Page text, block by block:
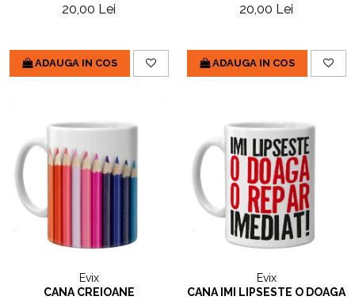
20,00 Lei
ADAUGA IN COS
20,00 Lei
ADAUGA IN COS
Evix
CANA CREIOANE
Evix
CANA IMI LIPSESTE O DOAGA